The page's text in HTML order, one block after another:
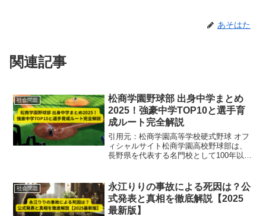
あそはた
関連記事
社会問題
松商学園野球部 出身中学まとめ
2025！強豪中学TOP10と選手育
成ルート完全解説
引用元：松商学園高等学校硬式野球 オフ
ィシャルサイト松商学園高校野球部は、
長野県を代表する名門校として100年以上
の甲子園出場メンバーは、地元長野県出
身が多数を占...
社会問題
永江りりの事故による死因は？公
式発表と真相を徹底解説【2025
最新版】